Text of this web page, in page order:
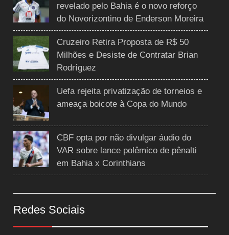
revelado pelo Bahia é o novo reforço
do Novorizontino de Enderson Moreira
Cruzeiro Retira Proposta de R$ 50
Milhões e Desiste de Contratar Brian
Rodríguez
Uefa rejeita privatização de torneios e
ameaça boicote à Copa do Mundo
CBF opta por não divulgar áudio do
VAR sobre lance polêmico de pênalti
em Bahia x Corinthians
Redes Sociais